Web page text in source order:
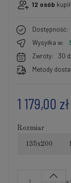
12 osób
Dostępność:
Wysyłka w:
Zwroty:
30
Metody
1 179,00 zł
Rozmiar
135x200